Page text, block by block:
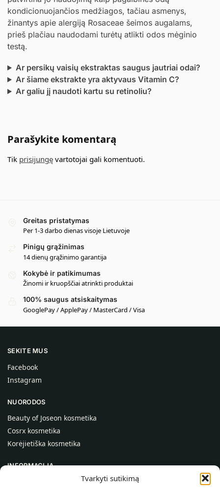
Tvarkyti sutikimą
kondicionuojančios medžiagos, tačiau asmenys,
žinantys apie alergiją Rosaceae šeimos augalams,
prieš plačiau naudodami turėtų atlikti odos mėginio
testą.
Ar persikų vaisių ekstraktas saugus jautriai odai?
Ar šiame ekstrakte yra aktyvaus Vitamin C?
Ar galiu jį naudoti kartu su retinoliu?
Parašykite komentarą
Tik prisijungę vartotojai gali komentuoti.
Greitas pristatymas
Per 1-3 darbo dienas visoje Lietuvoje
Pinigų grąžinimas
14 dienų grąžinimo garantija
Kokybė ir patikimumas
Žinomi ir kruopščiai atrinkti produktai
100% saugus atsiskaitymas
GooglePay / ApplePay / MasterCard / Visa
SEKITE MUS
Facebook
Instagram
NUORODOS
Beauty of Joseon kosmetika
Cosrx kosmetika
Korėjietiška kosmetika
INFORMACIJA